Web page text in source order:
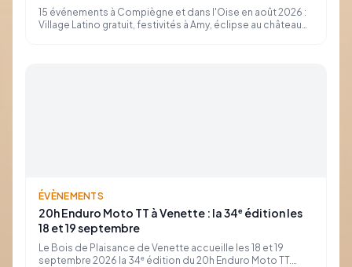
15 événements à Compiègne et dans l'Oise en août 2026 :
Village Latino gratuit, festivités à Amy, éclipse au château
ÉVÈNEMENTS
20h Enduro Moto TT à Venette : la 34ᵉ édition les
18 et 19 septembre
Le Bois de Plaisance de Venette accueille les 18 et 19
septembre 2026 la 34ᵉ édition du 20h Enduro Moto TT.